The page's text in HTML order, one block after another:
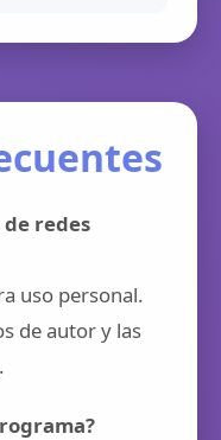
de redes
uso personal.
de autor y las